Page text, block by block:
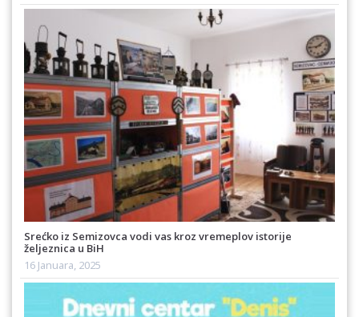
Srećko iz Semizovca vodi vas kroz vremeplov istorije
željeznica u BiH
16 Januara, 2025